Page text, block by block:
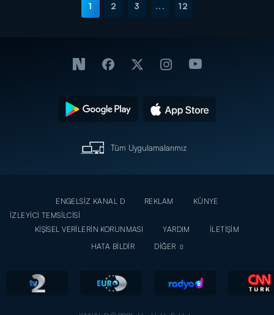
1 2 3 ... 12
Tüm Uygulamalarımız
ENGELSİZ KANAL D REKLAM
KÜNYE
İZLEYİCİ TEMSİLCİSİ
KİŞİSEL VERİLERİN KORUNMASI
YARDIM
İLETİŞİM
HATA BİLDİR
DİĞER